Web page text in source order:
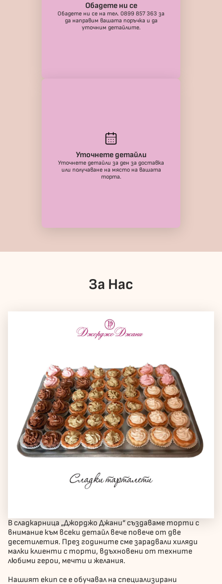
Обадете ни се
Обадете ни се на тел. 0899 857 363 за
да направим вашата поръчка и да
уточним детайлите.
Уточнете детайли
Уточнете детайли за ден за доставка
или получаване на място на вашата
торта.
За Нас
В сладкарница „Джорджо Джани“ създаваме торти с
внимание към всеки детайл вече повече от две
десетилетия. През годините сме зарадвали хиляди
малки клиенти с торти, вдъхновени от техните
любими герои, мечти и желания.
Нашият екип се е обучавал на специализирани